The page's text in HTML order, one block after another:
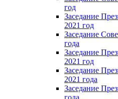
год
Заседание
2021 год
Заседание
года
Заседание
2021 год
Заседание
2021 года
Заседание
года